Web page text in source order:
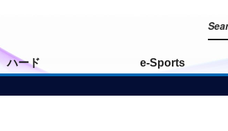
ハード e-Sports